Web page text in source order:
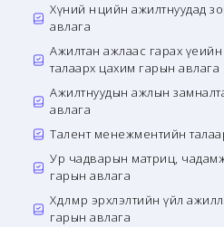
Хүний нөөцийн ажилтнуудад
авлага
Ажилтан ажлаас гарах
талаарх цахим гарын авлага
Ажилтнуудын ажлын
авлага
Талент менежментийн
Ур чадварын матриц,
гарын авлага
Хөдөлмөр эрхлэлтийн үйл
гарын авлага